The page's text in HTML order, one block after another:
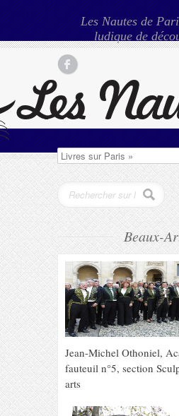
Les Nautes de
ludique de
Beaux-
Jean-Michel Othoniel,
fauteuil n°5, section
arts